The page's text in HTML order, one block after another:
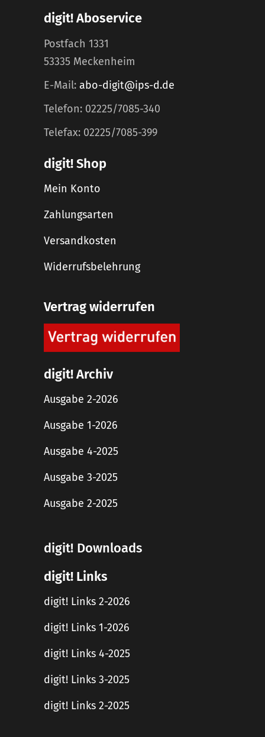
digit! Aboservice
Postfach 1331
53335 Meckenheim
E-Mail: abo-digit@ips-d.de
Telefon: 02225/7085-340
Telefax: 02225/7085-399
digit! Shop
Mein Konto
Zahlungsarten
Versandkosten
Widerrufsbelehrung
Vertrag widerrufen
digit! Archiv
Ausgabe 2-2026
Ausgabe 1-2026
Ausgabe 4-2025
Ausgabe 3-2025
Ausgabe 2-2025
digit! Downloads
digit! Links
digit! Links 2-2026
digit! Links 1-2026
digit! Links 4-2025
digit! Links 3-2025
digit! Links 2-2025